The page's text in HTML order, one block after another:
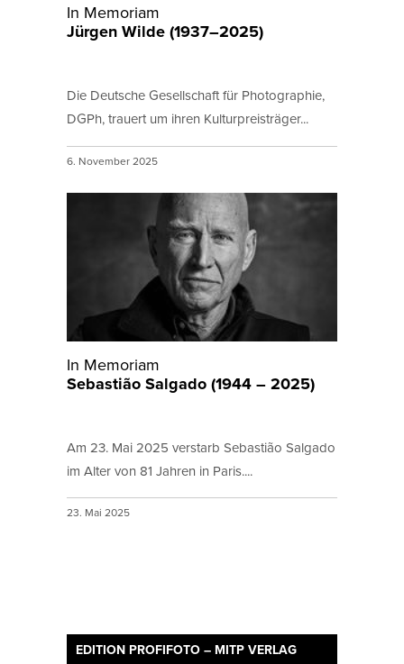
In Memoriam
Jürgen Wilde (1937–2025)
Die Deutsche Gesellschaft für Photographie,
DGPh, trauert um ihren Kulturpreisträger...
6. November 2025
In Memoriam
Sebastião Salgado (1944 – 2025)
Am 23. Mai 2025 verstarb Sebastião Salgado
im Alter von 81 Jahren in Paris....
23. Mai 2025
EDITION PROFIFOTO – MITP VERLAG